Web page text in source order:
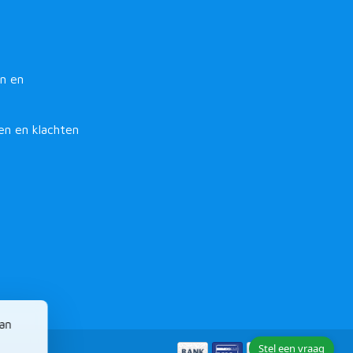
en
en klachten
Stel een vraag